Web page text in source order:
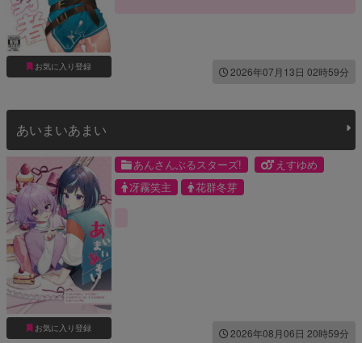
お気に入り登録 2026年07月13日 02時59分
あいまいあまい
お気に入り登録
あんさんぶるスターズ!
えすゆめ
冴霧笑主
花群冬芽
2026年08月06日 20時59分